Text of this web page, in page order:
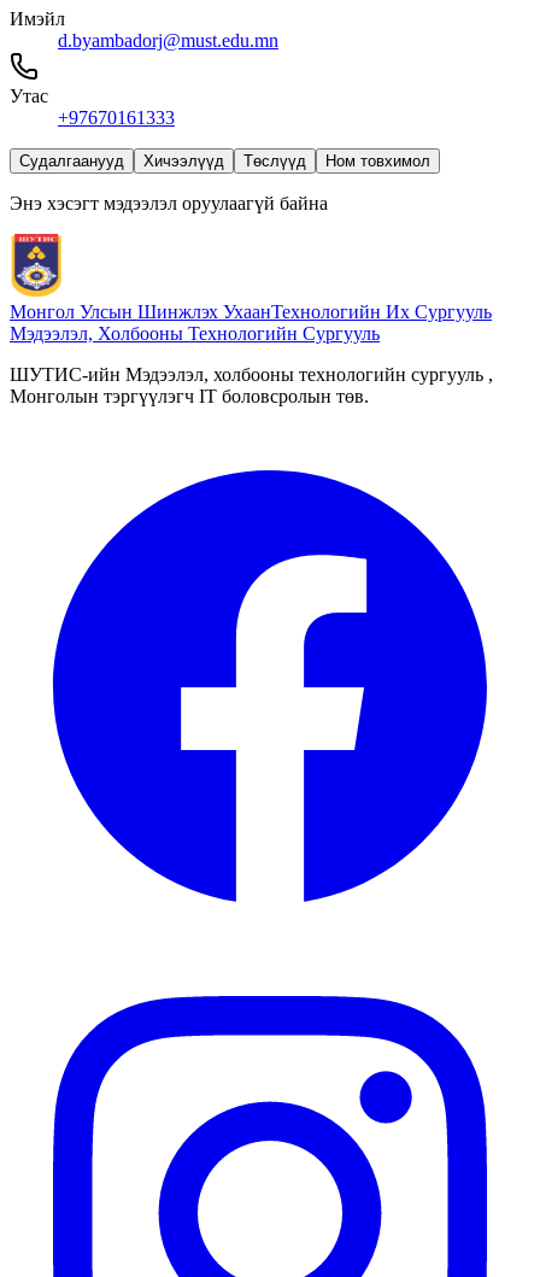
Имэйл
d.byambadorj@must.edu.mn
Утас
+97670161333
Судалгаанууд Хичээлүүд Төслүүд Ном товхимол
Энэ хэсэгт мэдээлэл оруулаагүй байна
Монгол Улсын Шинжлэх УхаанТехнологийн Их Сургууль
Мэдээлэл, Холбооны Технологийн Сургууль
ШУТИС-ийн Мэдээлэл, холбооны технологийн сургууль ,
Монголын тэргүүлэгч IT боловсролын төв.